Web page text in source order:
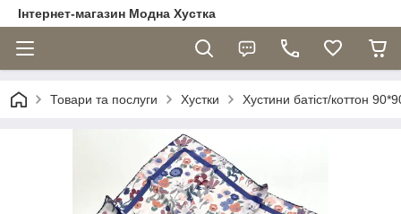
Інтернет-магазин Модна Хустка
Товари та послуги Хустки Хустини батіст/коттон